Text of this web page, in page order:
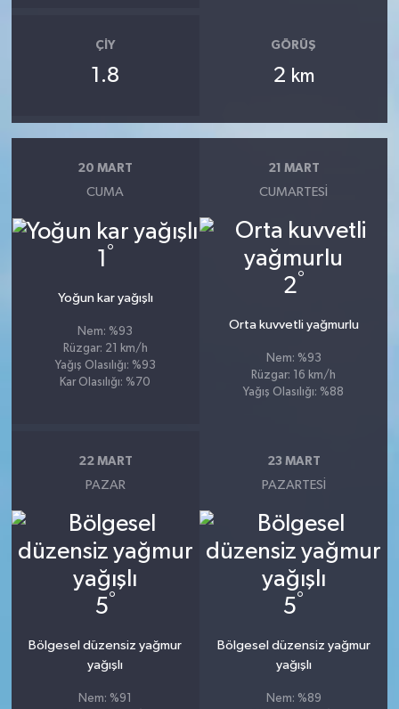
ÇIY
1.8
GÖRÜŞ
2 km
20 MART
CUMA
1 °
Yoğun kar yağışlı
Nem: %93
Rüzgar: 21 km/h
Yağış Olasılığı: %93
Kar Olasılığı: %70
21 MART
CUMARTESI
2°
Orta kuvvetli yağmurlu
Nem: %93
Rüzgar: 16 km/h
Yağış Olasılığı: %88
22 MART
PAZAR
5°
Bölgesel düzensiz yağmur
yağışlı
Nem: %91
23 MART
PAZARTESI
5°
Bölgesel düzensiz yağmur
yağışlı
Nem: %89